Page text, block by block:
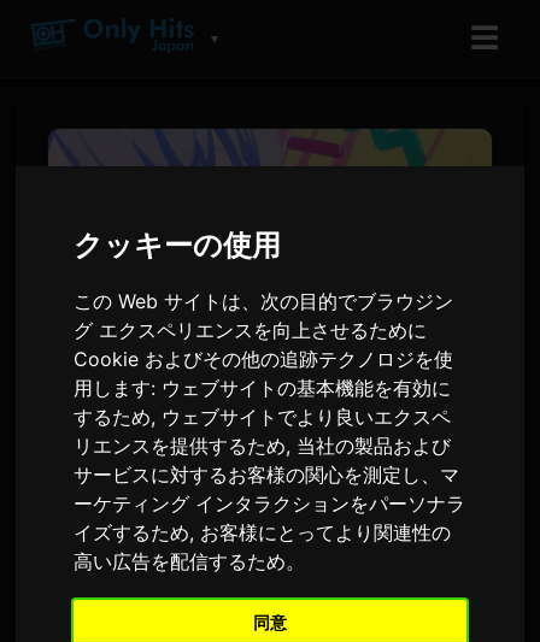
クッキーの使用
この Web サイトは、次の目的でブラウジン
グ エクスペリエンスを向上させるために
Cookie およびその他の追跡テクノロジを使
用します: ウェブサイトの基本機能を有効に
するため, ウェブサイトでより良いエクスペ
リエンスを提供するため, 当社の製品および
サービスに対するお客様の関心を測定し、マ
ーケティング インタラクションをパーソナラ
イズするため, お客様にとってより関連性の
高い広告を配信するため。
同意
▼ ☰
『BanG Dream!
Yume∞Mita』第4話の先行カ
ット＆あらすじ到着
Samによる
7 7月 2026
英語から翻訳されました